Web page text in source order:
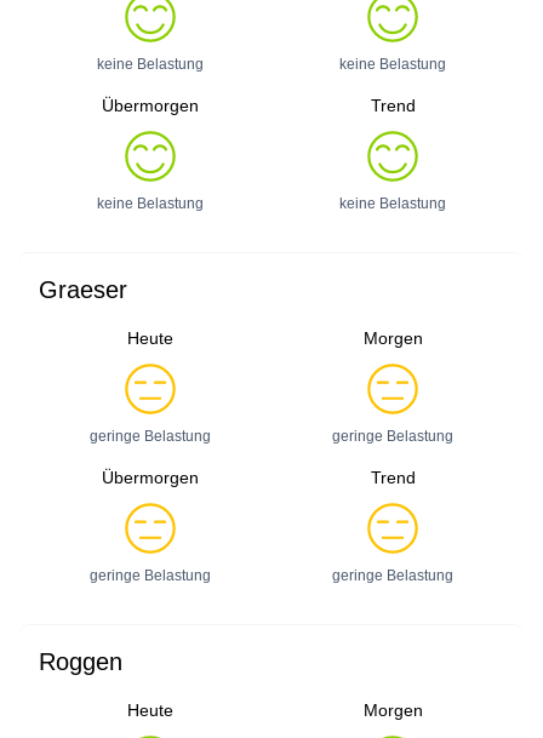
keine Belastung keine Belastung
Übermorgen
keine Belastung
Trend
keine Belastung
Graeser
Heute
geringe Belastung
Morgen
geringe Belastung
Übermorgen
geringe Belastung
Trend
geringe Belastung
Roggen
Heute Morgen